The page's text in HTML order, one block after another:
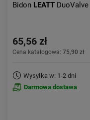
Bidon LEATT DuoValve
65,56 zł
Cena katalogowa: 75,90 zł
Wysyłka w: 1-2 dni
Darmowa dostawa